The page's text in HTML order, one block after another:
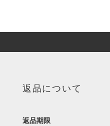
返品について
返品期限